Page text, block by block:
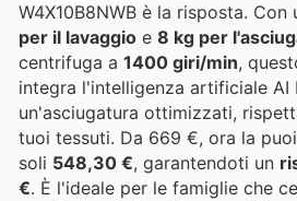
W4X10B8NWB è la risposta. Con
per il lavaggio e 8 kg per
centrifuga a 1400 giri/min,
integra l'intelligenza artificiale AI
un'asciugatura ottimizzati,
tuoi tessuti. Da 669 €, ora la
soli 548,30 €, garantendoti un
€. È l'ideale per le famiglie che